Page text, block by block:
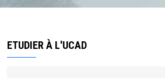
ETUDIER À L'UCAD